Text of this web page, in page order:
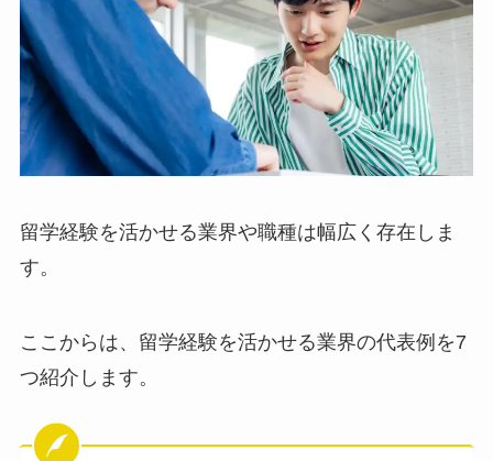
留学経験を活かせる業界や職種は幅広く存在しま
す。
ここからは、留学経験を活かせる業界の代表例を7
つ紹介します。